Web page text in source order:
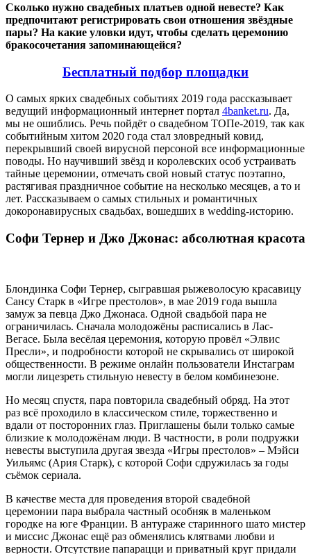
Сколько нужно свадебных платьев одной невесте? Как
предпочитают регистрировать свои отношения звёздные
пары? На какие уловки идут, чтобы сделать церемонию
бракосочетания запоминающейся?
Бесплатный подбор площадки
О самых ярких свадебных событиях 2019 года рассказывает
ведущий информационный интернет портал 4banket.ru. Да,
мы не ошиблись. Речь пойдёт о свадебном ТОПе-2019, так как
событийным хитом 2020 года стал зловредный ковид,
перекрывший своей вирусной персоной все информационные
поводы. Но научивший звёзд и королевских особ устраивать
тайные церемонии, отмечать свой новый статус поэтапно,
растягивая праздничное событие на несколько месяцев, а то и
лет. Рассказываем о самых стильных и романтичных
докоронавирусных свадьбах, вошедших в wedding-историю.
Софи Тернер и Джо Джонас: абсолютная красота
Блондинка Софи Тернер, сыгравшая рыжеволосую красавицу
Сансу Старк в «Игре престолов», в мае 2019 года вышла
замуж за певца Джо Джонаса. Одной свадьбой пара не
ограничилась. Сначала молодожёны расписались в Лас-
Вегасе. Была весёлая церемония, которую провёл «Элвис
Пресли», и подробности которой не скрывались от широкой
общественности. В режиме онлайн пользователи Инстаграм
могли лицезреть стильную невесту в белом комбинезоне.
Но месяц спустя, пара повторила свадебный обряд. На этот
раз всё проходило в классическом стиле, торжественно и
вдали от посторонних глаз. Приглашены были только самые
близкие к молодожёнам люди. В частности, в роли подружки
невесты выступила другая звезда «Игры престолов» – Мэйси
Уильямс (Ария Старк), с которой Софи сдружилась за годы
съёмок сериала.
В качестве места для проведения второй свадебной
церемонии пара выбрала частный особняк в маленьком
городке на юге Франции. В антураже старинного шато мистер
и миссис Джонас ещё раз обменялись клятвами любви и
верности. Отсутствие папарацци и приватный круг придали